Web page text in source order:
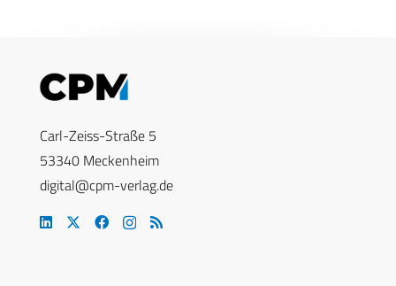
Carl-Zeiss-Straße 5
53340 Meckenheim
digital@cpm-verlag.de